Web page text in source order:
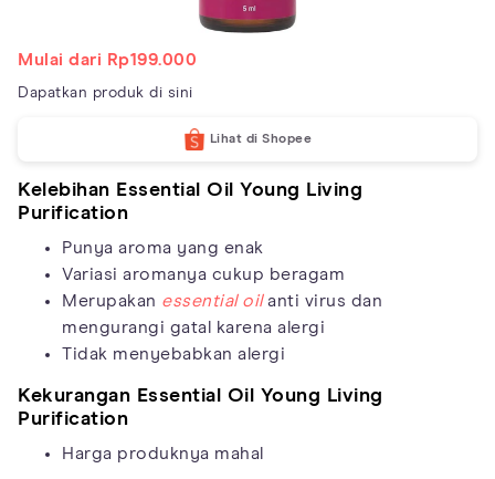
Mulai dari Rp199.000
Dapatkan produk di sini
Lihat di Shopee
Kelebihan Essential Oil Young Living
Purification
Punya aroma yang enak
Variasi aromanya cukup beragam
Merupakan essential oilanti virus dan
mengurangi gatal karena alergi
Tidak menyebabkan alergi
Kekurangan Essential Oil Young Living
Purification
Harga produknya mahal